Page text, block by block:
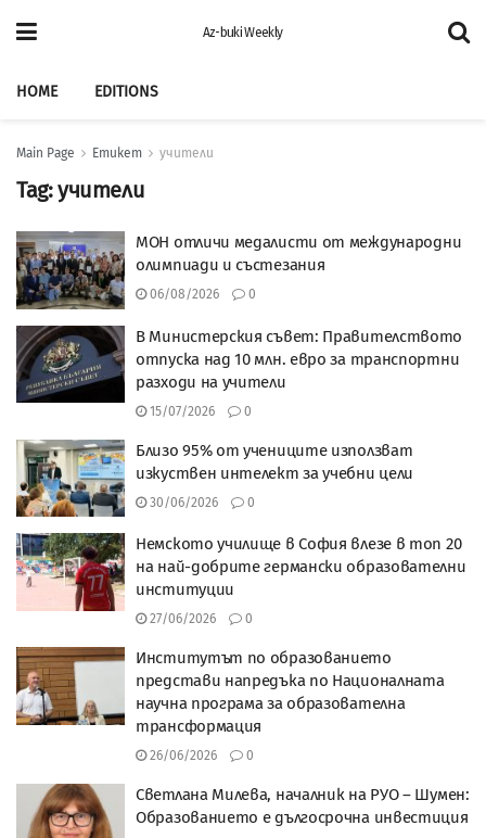
Az-buki Weekly
HOME EDITIONS
Main Page Етикет учители
Tag:учители
МОН отличи медалисти от международни
олимпиади и състезания
06/08/2026 0
В Министерския съвет: Правителството
отпуска над 10 млн. евро за транспортни
разходи на учители
15/07/2026 0
Близо 95% от учениците използват
изкуствен интелект за учебни цели
30/06/2026 0
Немското училище в София влезе в топ 20
на най-добрите германски образователни
институции
27/06/2026 0
Институтът по образованието
представи напредъка по Националната
научна програма за образователна
трансформация
26/06/2026 0
Светлана Милева, началник на РУО – Шумен:
Образованието е дългосрочна инвестиция